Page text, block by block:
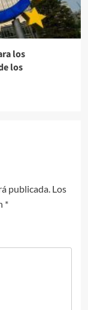
los
los
publicada. Los
*